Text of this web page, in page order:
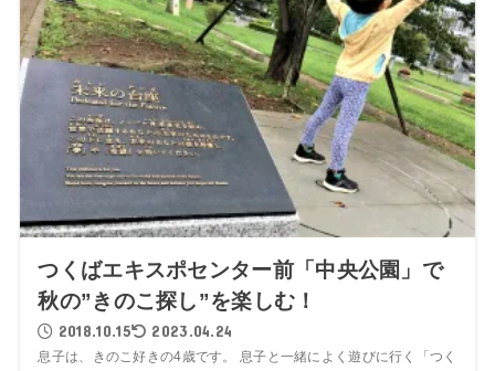
つくばエキスポセンター前「中央公園」で
秋の”きのこ探し”を楽しむ！
2018.10.15 2023.04.24
息子は、きのこ好きの4歳です。 息子と一緒によく遊びに行く「つく